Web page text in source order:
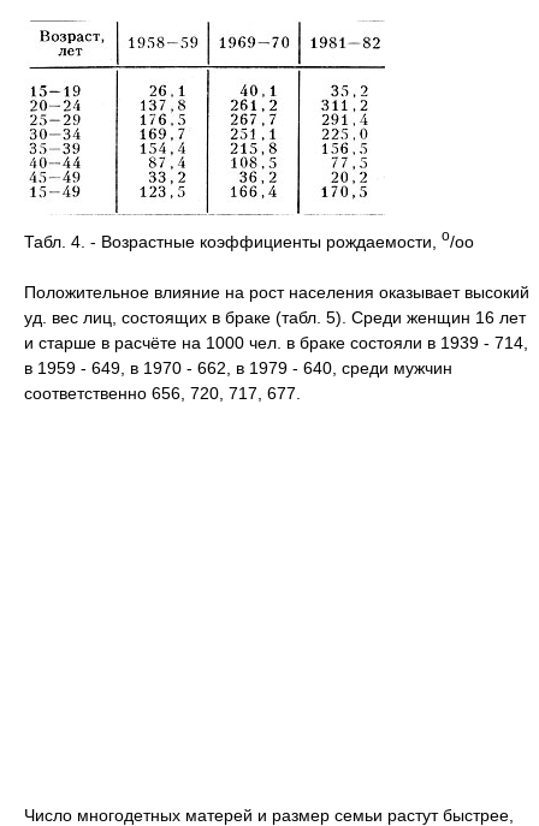
Табл. 4. - Возрастные коэффициенты рождаемости, o/oo
Положительное влияние на рост населения оказывает высокий
уд. вес лиц, состоящих в браке (табл. 5). Среди женщин 16 лет
и старше в расчёте на 1000 чел. в браке состояли в 1939 - 714,
в 1959 - 649, в 1970 - 662, в 1979 - 640, среди мужчин
соответственно 656, 720, 717, 677.
Число многодетных матерей и размер семьи растут быстрее,